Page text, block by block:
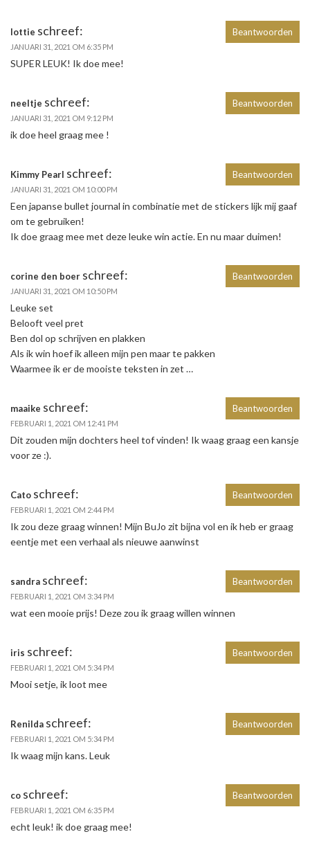
lottie schreef:
JANUARI 31, 2021 OM 6:35 PM
SUPER LEUK! Ik doe mee!
Beantwoorden
neeltje schreef:
JANUARI 31, 2021 OM 9:12 PM
ik doe heel graag mee !
Beantwoorden
Kimmy Pearl schreef:
JANUARI 31, 2021 OM 10:00 PM
Een japanse bullet journal in combinatie met de stickers lijk mij gaaf
om te gebruiken!
Ik doe graag mee met deze leuke win actie. En nu maar duimen!
Beantwoorden
corine den boer schreef:
JANUARI 31, 2021 OM 10:50 PM
Leuke set
Belooft veel pret
Ben dol op schrijven en plakken
Als ik win hoef ik alleen mijn pen maar te pakken
Waarmee ik er de mooiste teksten in zet …
Beantwoorden
maaike schreef:
FEBRUARI 1, 2021 OM 12:41 PM
Dit zouden mijn dochters heel tof vinden! Ik waag graag een kansje
voor ze :).
Beantwoorden
Cato schreef:
FEBRUARI 1, 2021 OM 2:44 PM
Ik zou deze graag winnen! Mijn BuJo zit bijna vol en ik heb er graag
eentje met een verhaal als nieuwe aanwinst
Beantwoorden
sandra schreef:
FEBRUARI 1, 2021 OM 3:34 PM
wat een mooie prijs! Deze zou ik graag willen winnen
Beantwoorden
iris schreef:
FEBRUARI 1, 2021 OM 5:34 PM
Mooi setje, ik loot mee
Beantwoorden
Renilda schreef:
FEBRUARI 1, 2021 OM 5:34 PM
Ik waag mijn kans. Leuk
Beantwoorden
co schreef:
FEBRUARI 1, 2021 OM 6:35 PM
echt leuk! ik doe graag mee!
Beantwoorden